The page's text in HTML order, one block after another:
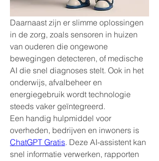
Daarnaast zijn er slimme oplossingen
in de zorg, zoals sensoren in huizen
van ouderen die ongewone
bewegingen detecteren, of medische
AI die snel diagnoses stelt. Ook in het
onderwijs, afvalbeheer en
energiegebruik wordt technologie
steeds vaker geïntegreerd.
Een handig hulpmiddel voor
ChatGPT Gratis. Deze AI-assistent kan
snel informatie verwerken, rapporten